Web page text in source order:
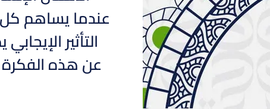
عندما يساهم
التأثير
عن هذه الفكرة